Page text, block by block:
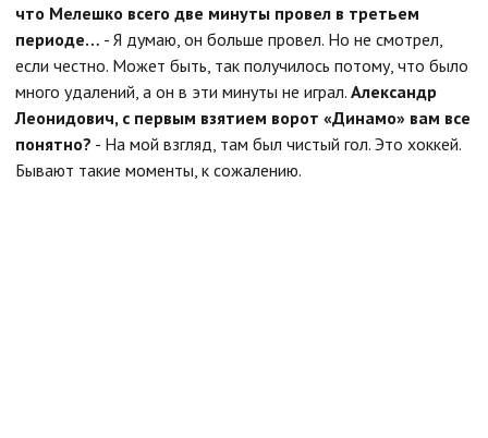
что Мелешко всего две минуты провел в третьем
периоде… - Я думаю, он больше провел. Но не смотрел,
если честно. Может быть, так получилось потому, что было
много удалений, а он в эти минуты не играл. Александр
Леонидович, с первым взятием ворот «Динамо» вам все
понятно? - На мой взгляд, там был чистый гол. Это хоккей.
Бывают такие моменты, к сожалению.